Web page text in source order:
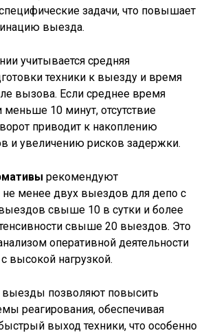
задачи, что повышает
выезда.
учитывается средняя
техники к выезду и время
вызова. Если среднее время
10 минут, отсутствие
приводит к накоплению
и увеличению рисков задержки.
рекомендуют
не менее двух выездов для депо с
свыше 10 в сутки и более
свыше 20 выездов. Это
оперативной деятельности
высокой нагрузкой.
позволяют повысить
реагирования, обеспечивая
выход техники, что особенно